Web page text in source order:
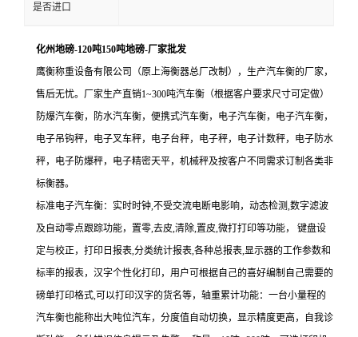
是否进口
化州地磅-120吨150吨地磅-厂家批发
鹰衡称重设备有限公司（原上海衡器总厂改制），生产汽车衡的厂家，
售后无忧。厂家生产直销1~300吨汽车衡（根据客户要求尺寸可定做）
防爆汽车衡，防水汽车衡，便携式汽车衡，电子汽车衡，电子汽车衡，
电子吊钩秤，电子叉车秤，电子台秤，电子秤，电子计数秤，电子防水
秤，电子防爆秤，电子精密天平，机械秤及按客户不同需求订制各类非
标衡器。
标准电子汽车衡：实时时钟,不受交流电断电影响，动态检测,数字滤波
及自动零点跟踪功能，置零,去皮,清除,置皮,微打打印等功能， 键盘设
定与校正，打印日报表,分类统计报表,各种总报表,显示器的工作参数和
标率的报表，汉字个性化打印，用户可根据自己的喜好编制自己需要的
磅单打印格式,可以打印汉字的货名等，轴重累计功能：一台小量程的
汽车衡也能称出大吨位汽车，分度值自动切换，显示精度更高，自我诊